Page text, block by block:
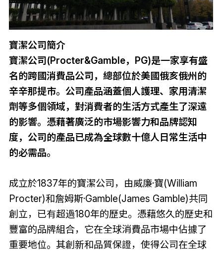
寶潔公司簡介
寶潔公司(Procter&Gamble，PG)是一家享有盛
名的跨國消費品公司，總部位於美國俄亥俄州的
辛辛那提市。公司產品涵蓋個人護理、家用清潔
劑等多個領域，對消費者的生活方式產生了深遠
的影響。憑藉著廣泛的市場影響力和品牌認知
度，公司的產品已成為全球數十億人日常生活中
的必需品。
成立於1837年的寶潔公司，由威廉·寶(William
Procter)和詹姆斯·Gamble(James Gamble)共同
創立，已有超過180年的歷史。憑藉悠久的歷史和
豐富的品牌組合，它在全球消費品市場中佔據了
重要地位。其創新和品質保證，使得公司在全球